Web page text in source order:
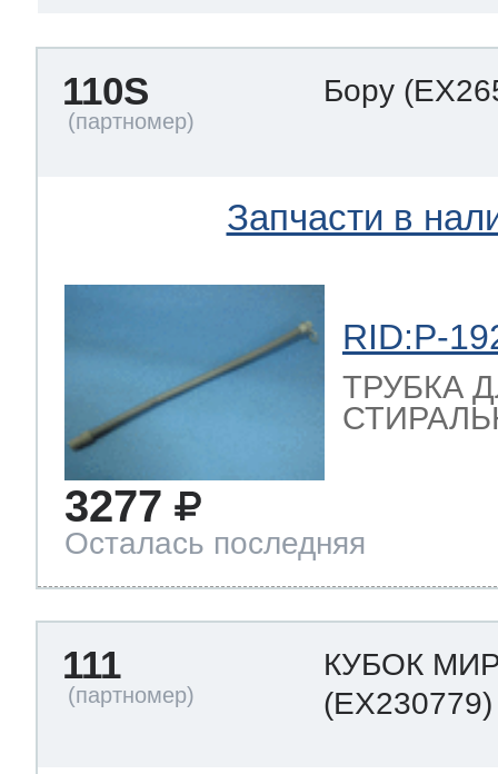
110S Бору
Запчасти в
RID:P-
ТРУБКА
3277
Осталась последняя
111
КУБОК
(EX230779)